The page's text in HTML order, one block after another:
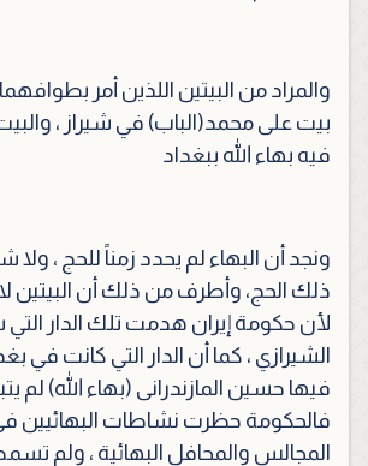
والمراد من البيتين اللذين أمر
بيت على محمد(الباب) في شيراز ،
فيه بهاء الله ببغداد
ونجد أن البهاء لم يحدد زمناً للحج ،
ذلك الحج، وأطرف من ذلك أن البيتين لا
لأن حكومة إيران هدمت تلك الدار التي
الشيرازي ، كما أن الدار التي كانت في
فيها حسين المازندرانى (بهاء الله) لم
فالحكومة حظرت نشاطات البهائيين
المجالس والمحافل البهائية ، ولم